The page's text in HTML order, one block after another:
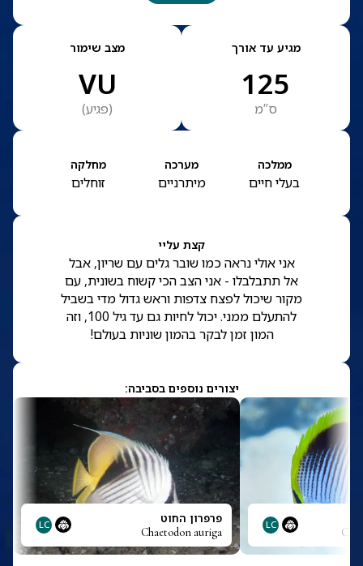
מגיע עד אורך
125
ס”מ
מצב שימור
VU
(פגיע)
ממלכה
בעלי חיים
מערכה
מיתרניים
מחלקה
זוחלים
קצת עליי
אני אולי נראה כמו שובר גלים עם שריון, אבל
אל תתבלבלו - אני הצב הכי קשוח בשונית, עם
מקור שיכול לפצח צדפות וראש גדול מדי בשביל
להתעלם ממני. יכול לחיות גם עד גיל 100, וזה
המון זמן לבקר בהמון שוניות בעולם!
יצורים נוספים בסביבה:
LC פרפרון החוט
Chaetodon auriga
LC